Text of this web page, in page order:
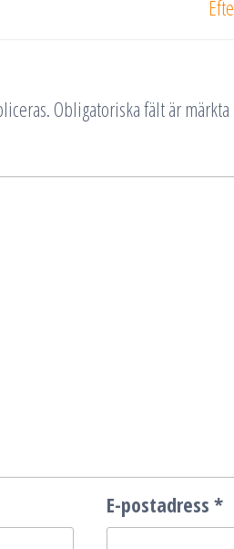
Obligatoriska fält är märkta
E-postadress *